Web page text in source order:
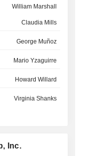
William Marshall
Claudia Mills
George Muñoz
Mario Yzaguirre
Howard Willard
Virginia Shanks
Inc.